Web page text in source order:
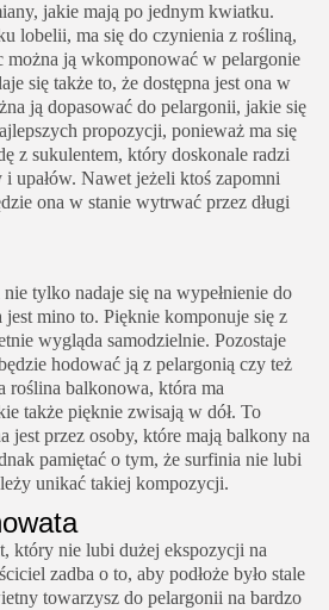
jakie mają po jednym kwiatku.
lobelii, ma się do czynienia z rośliną,
można ją wkomponować w pelargonie
się także to, że dostępna jest ona w
ją dopasować do pelargonii, jakie się
propozycji, ponieważ ma się
z sukulentem, który doskonale radzi
upałów. Nawet jeżeli ktoś zapomni
ona w stanie wytrwać przez długi
tylko nadaje się na wypełnienie do
mino to. Pięknie komponuje się z
wygląda samodzielnie. Pozostaje
hodować ją z pelargonią czy też
roślina balkonowa, która ma
także pięknie zwisają w dół. To
jest przez osoby, które mają balkony na
pamiętać o tym, że surfinia nie lubi
unikać takiej kompozycji.
który nie lubi dużej ekspozycji na
zadba o to, aby podłoże było stale
towarzysz do pelargonii na bardzo